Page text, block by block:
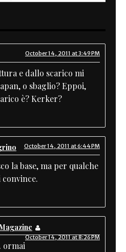
October 14, 2011 at 3:49 PM
e dallo scarico mi
o sbaglio? Eppoi,
è? Kerker?
October 14, 2011 at 6:44 PM
la base, ma per qualche
October 14, 2011 at 8:26 PM
ormai